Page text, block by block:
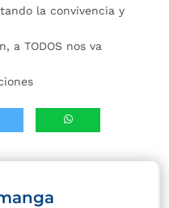
la convivencia y
a TODOS nos va